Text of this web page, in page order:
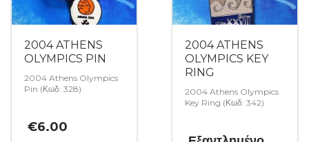
2004 ATHENS
OLYMPICS PIN
2004 Athens Olympics
Pin (Κωδ: 328)
€6.00
2004 ATHENS
OLYMPICS KEY
RING
2004 Athens Olympics
Key Ring (Κωδ: 342)